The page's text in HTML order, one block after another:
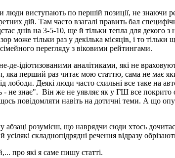
люди виступають по першій позиції, не знаючи
дій. Там часто взагалі править бал
днів на 3-5-10, ще й тільки тепла для декого з
може тільки раз у декілька місяців, і то
перегляду з віковими рейтингами.
де-ідіотизованими аналітиками, які не
яка перший раз читає мою статтю, сама не має
лободи. Деякі люди часто схильні все таке на
- не знає". Він же не уявляє як у ГШ все
повідомляти навіть на дотичні теми. А що
розумієш, що наврядчи сюди хтось
складнопідрядні речення відразу
про які я саме пишу статті.